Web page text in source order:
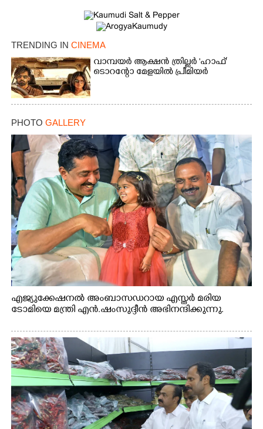
TRENDING IN CINEMA
വാമ്പയർ ആക്ഷൻ ത്രില്ലർ 'ഹാഫ്'
ടൊറന്റോ മേളയിൽ പ്രീമിയർ
PHOTO GALLERY
എജ്യുക്കേഷനൽ അംബാസഡറായ എസ്തർ മരിയ
ടോമിയെ മന്ത്രി എൻ.ഷംസുദ്ദീൻ അഭിനന്ദിക്കുന്നു.